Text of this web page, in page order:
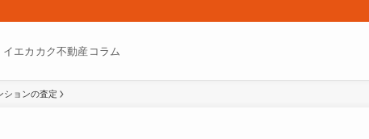
イエカカク不動産コラム
ションの査定